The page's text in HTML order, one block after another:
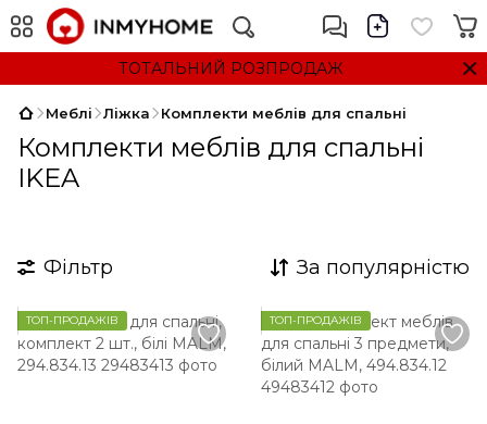
ТОТАЛЬНИЙ РОЗПРОДАЖ
Меблі Ліжка Комплекти меблів для спальні
Комплекти меблів для спальні
IKEA
Фільтр За популярністю
ТОП-ПРОДАЖІВ ТОП-ПРОДАЖІВ